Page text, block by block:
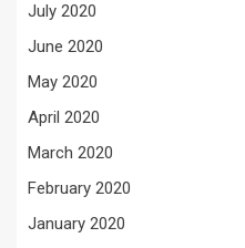
July 2020
June 2020
May 2020
April 2020
March 2020
February 2020
January 2020